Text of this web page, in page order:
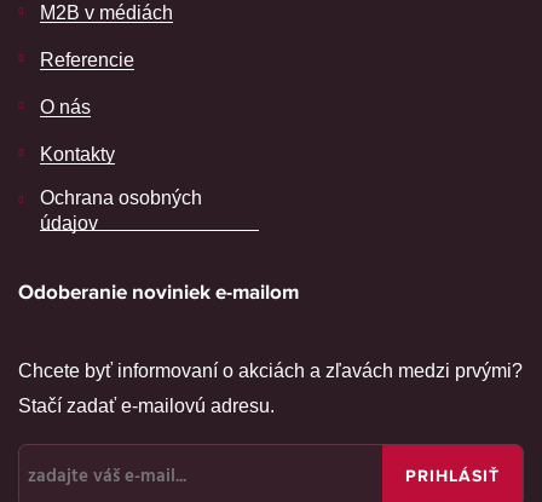
M2B v médiách
Referencie
O nás
Kontakty
Ochrana osobných
údajov
Odoberanie noviniek e-mailom
Chcete byť informovaní o akciách a zľavách medzi prvými?
Stačí zadať e-mailovú adresu.